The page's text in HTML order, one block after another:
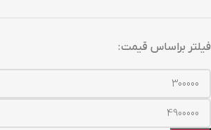
فیلتر براساس قیمت: